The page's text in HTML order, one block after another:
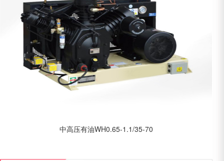
中高压有油WH0.65-1.1/35-70